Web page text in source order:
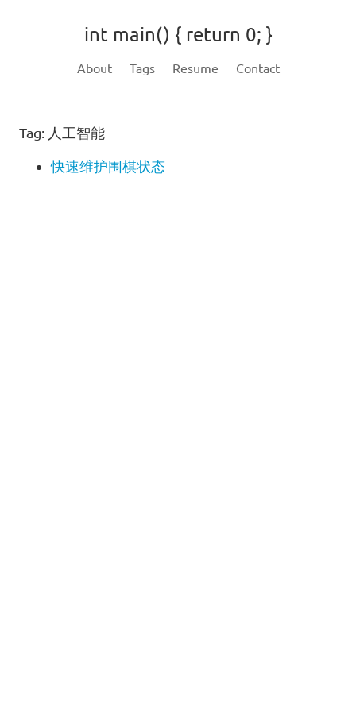
int main() { return 0; }
About Tags Resume Contact
Tag: 人工智能
快速维护围棋状态